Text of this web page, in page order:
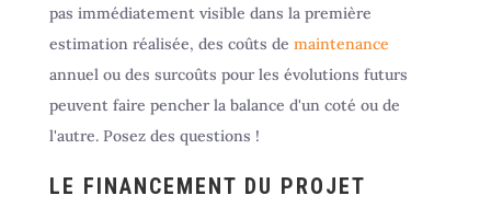
pas immédiatement visible dans la première
estimation réalisée, des coûts de maintenance
annuel ou des surcoûts pour les évolutions futurs
peuvent faire pencher la balance d'un coté ou de
l'autre. Posez des questions !
LE FINANCEMENT DU PROJET